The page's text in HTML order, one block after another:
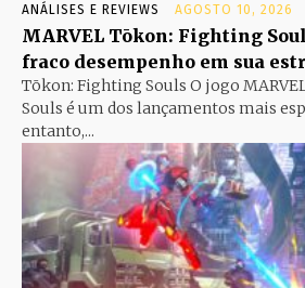
ANÁLISES E REVIEWS AGOSTO 10, 2026
MARVEL Tōkon: Fighting
fraco desempenho em sua
Tōkon: Fighting Souls O jogo
Souls é um dos lançamentos mais
entanto,...